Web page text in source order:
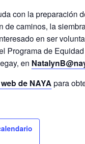
con la preparación
de caminos, la
en ser
Programa de
en
de NAYA para